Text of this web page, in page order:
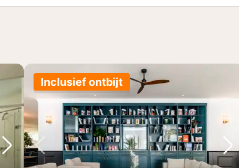
Volgende foto
Inclusief ontbijt
Vorige foto